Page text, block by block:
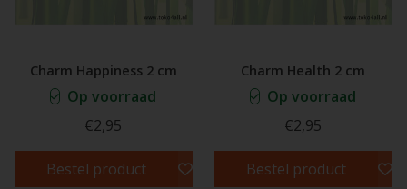
Charm Happiness 2 cm
Op voorraad
€2,95
Bestel product
Charm Health 2 cm
Op voorraad
€2,95
Bestel product